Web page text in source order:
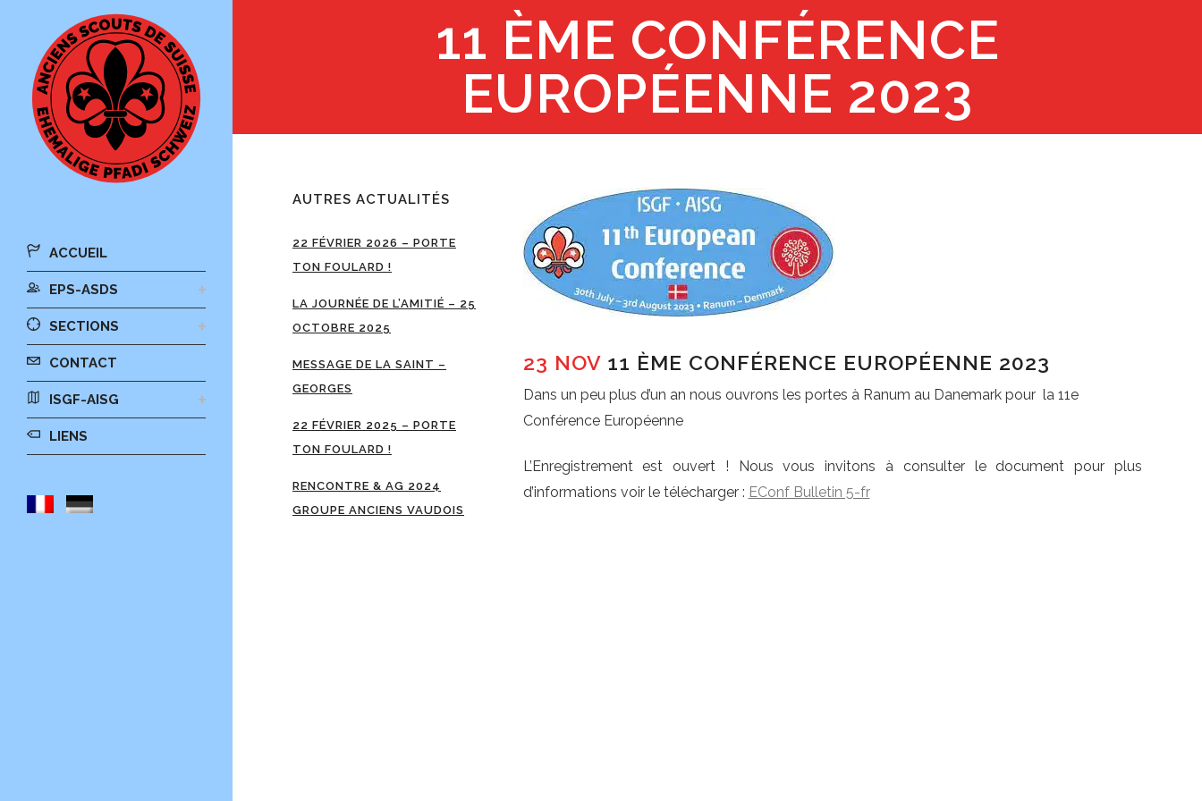
ACCUEIL
EPS-ASDS
SECTIONS
CONTACT
ISGF-AISG
LIENS
11 ÈME CONFÉRENCE
EUROPÉENNE 2023
AUTRES ACTUALITÉS
22 FÉVRIER 2026 – PORTE
TON FOULARD !
LA JOURNÉE DE L’AMITIÉ – 25
OCTOBRE 2025
MESSAGE DE LA SAINT –
GEORGES
22 FÉVRIER 2025 – PORTE
TON FOULARD !
RENCONTRE & AG 2024
GROUPE ANCIENS VAUDOIS
23 NOV11 ÈME CONFÉRENCE EUROPÉENNE 2023
Dans un peu plus d’un an nous ouvrons les portes à Ranum au Danemark pour la 11e
Conférence Européenne
L’Enregistrement est ouvert ! Nous vous invitons à consulter le document pour plus
d’informations voir le télécharger : EConf Bulletin 5-fr